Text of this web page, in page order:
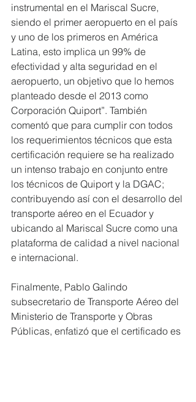
instrumental en el Mariscal Sucre,
siendo el primer aeropuerto en el país
y uno de los primeros en América
Latina, esto implica un 99% de
efectividad y alta seguridad en el
aeropuerto, un objetivo que lo hemos
planteado desde el 2013 como
Corporación Quiport”. También
comentó que para cumplir con todos
los requerimientos técnicos que esta
certificación requiere se ha realizado
un intenso trabajo en conjunto entre
los técnicos de Quiport y la DGAC;
contribuyendo así con el desarrollo del
transporte aéreo en el Ecuador y
ubicando al Mariscal Sucre como una
plataforma de calidad a nivel nacional
e internacional.
Finalmente, Pablo Galindo
subsecretario de Transporte Aéreo del
Ministerio de Transporte y Obras
Públicas, enfatizó que el certificado es